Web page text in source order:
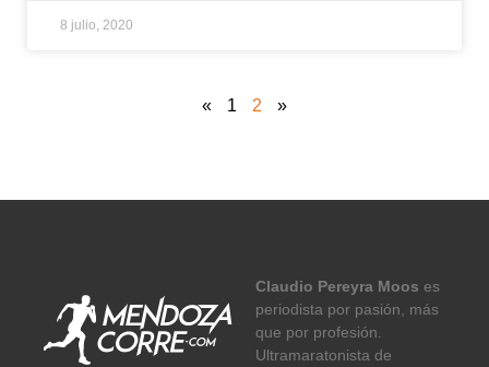
8 julio, 2020
« 1 2 »
Claudio Pereyra Moos es
periodista por pasión, más
que por profesión.
Ultramaratonista de